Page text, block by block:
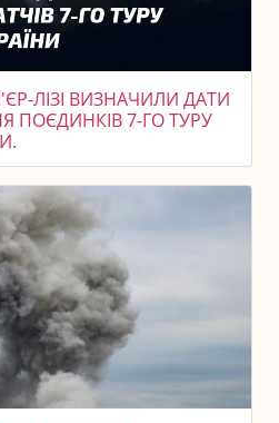
ЛІЗІ ВИЗНАЧИЛИ ДАТИ
ПОЄДИНКІВ 7-ГО ТУРУ